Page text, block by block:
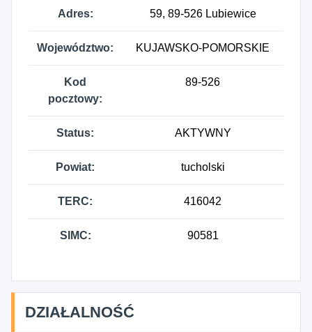
Adres: 59, 89-526 Lubiewice
Województwo: KUJAWSKO-POMORSKIE
Kod
pocztowy:
89-526
Status: AKTYWNY
Powiat: tucholski
TERC: 416042
SIMC: 90581
DZIAŁALNOŚĆ